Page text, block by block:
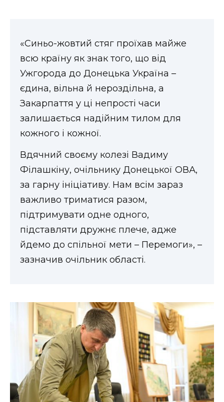
ФОТО
ВІДЕО
«Синьо-жовтий стяг проїхав майже
всю країну як знак того, що від
Ужгорода до Донецька Україна –
єдина, вільна й нероздільна, а
Закарпаття у ці непрості часи
залишається надійним тилом для
кожного і кожної.
Вдячний своєму колезі Вадиму
Філашкіну, очільнику Донецької ОВА,
за гарну ініціативу. Нам всім зараз
важливо триматися разом,
підтримувати одне одного,
підставляти дружнє плече, адже
йдемо до спільної мети – Перемоги», –
зазначив очільник області.